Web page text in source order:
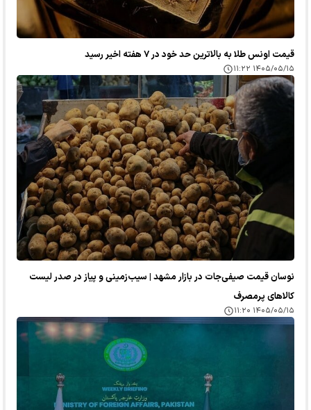
قیمت اونس طلا به بالاترین حد خود در ۷ هفته اخیر رسید
۱۴۰۵/۰۵/۱۵ ۱۱:۲۲
نوسان قیمت صیفی‌جات در بازار مشهد | سیب‌زمینی و پیاز در صدر لیست
کالا‌های پرمصرف
۱۴۰۵/۰۵/۱۵ ۱۱:۲۰